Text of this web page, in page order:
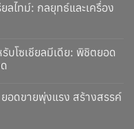
ลไทม์: กลยุทธ์และเครื่อง
บโซเชียลมีเดีย: พิชิตยอด
อดขายพุ่งแรง สร้างสรรค์